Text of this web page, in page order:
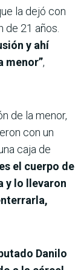
la dejó con
de 21 años.
y ahí
menor”,
de la menor,
con un
caja de
el cuerpo de
y lo llevaron
Danilo